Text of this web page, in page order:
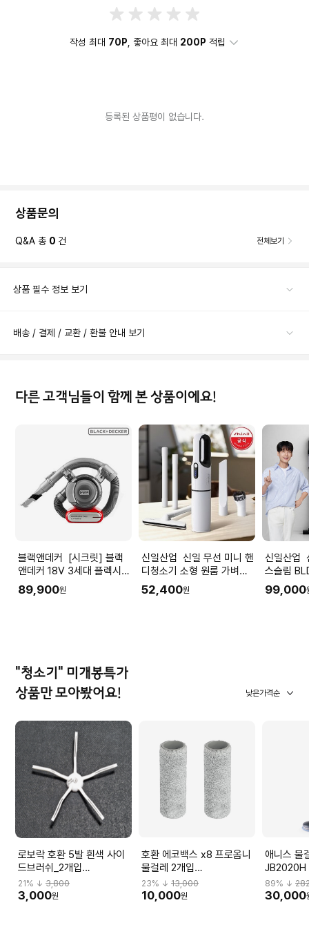
작성 최대 70P , 좋아요 최대 200P 적립
등록된 상품평이 없습니다.
상품문의
Q&A 총 0 건 전체보기
상품 필수 정보 보기
배송 / 결제 / 교환 / 환불 안내 보기
다른 고객님들이 함께 본 상품이에요!
블랙앤데커 [시크릿] 블랙
앤데커 18V 3세대 플렉시블
무선청소기 PD1810LR
89,900원
신일산업 신일 무선 미니 핸
디청소기 소형 원룸 가벼운
청소기 차량용 머리카락
SVC-P6000HP
52,400원
신일산업 신일 프리미엄 맥
스슬림
색상택일
99,000
"청소기" 미개봉특가
상품만 모아봤어요!
낮은가격순
로보락 호환 5발 흰색 사이
드브러쉬_2개입
WONDERFULA07
21% ↓ 3,800
3,000원
호환 에코백스 x8 프로옴니
물걸레 2개입
WONDERFULA17
23% ↓13,000
10,000원
애니스 물
JB2020H
89% ↓
30,000